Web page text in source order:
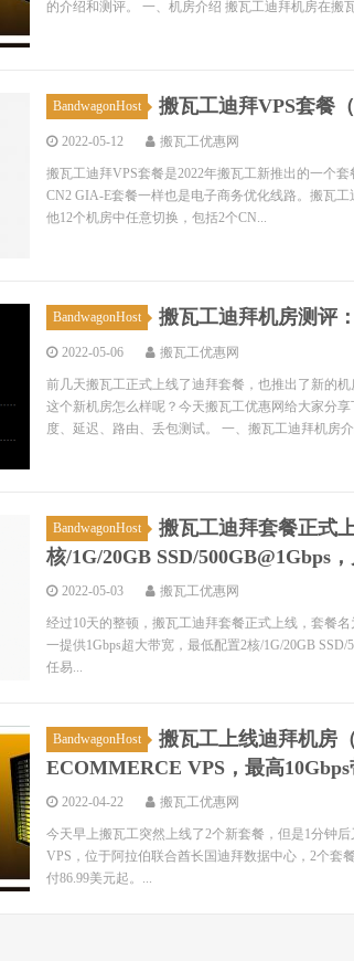
的介绍和测评。 一、机房介绍 搬瓦工迪拜机房在搬
BandwagonHost 搬瓦工迪拜VPS套餐
2022-05-12 搬瓦工优惠网
搬瓦工迪拜VPS套餐是2022年搬瓦工新推出的一个
CN2 GIA-E套餐一样也是电子商务优化线路。搬瓦
他12个机房中任意切换，包括2个CN...
BandwagonHost 搬瓦工迪拜机房测评
2022-05-06 搬瓦工优惠网
前几天搬瓦工正式上线了迪拜套餐，也推出了新的
这个新机房怎么样呢？今天搬瓦工优惠网给大家分
度、延迟、路由、丢包测试。 一、搬瓦工迪拜机房
BandwagonHost
搬瓦工迪拜套餐正式
核/1G/20GB SSD/500GB@1Gbps
2022-05-03 搬瓦工优惠网
经过10天的整顿，搬瓦工迪拜套餐正式上线，套餐
一提供1Gbps超大带宽，最低配置2核/1G/20GB
任易...
BandwagonHost
搬瓦工上线迪拜机房
ECOMMERCE VPS，最高
2022-04-22 搬瓦工优惠网
今天早上搬瓦工突然上线了2个新套餐，但是1分钟
VPS，位于阿拉伯联合酋长国迪拜数据中心，2个套
付86.99美元起。...